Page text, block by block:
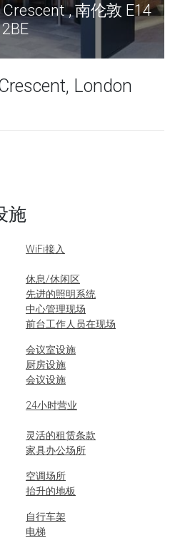
, 南伦敦 E14
London
施
WiFi接入
休息/休闲区
先进的照明系统
中心管理现场
前台工作人员在现场
会议室设施
厨房设施
会议设施
24小时营业
灵活的租赁条款
家具办公场所
空调场所
抬升的地板
自行车架
电梯